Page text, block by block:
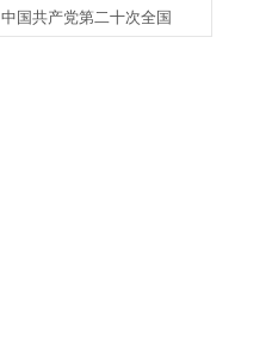
中国共产党第二十次全国